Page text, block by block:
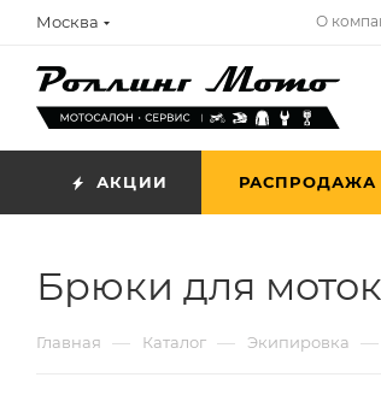
Москва О
АКЦИИ РАСПРОДАЖА
Брюки для
Главная — Каталог — Экипировка —